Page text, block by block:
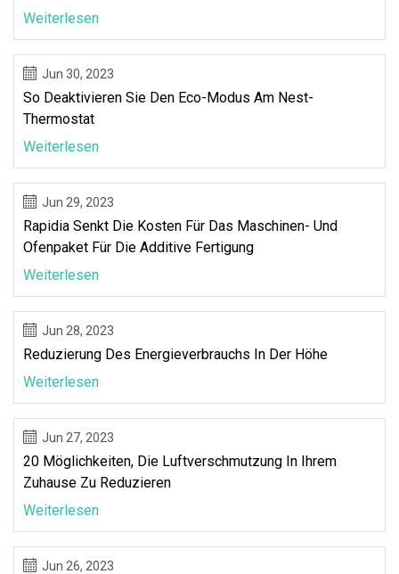
Weiterlesen
Jun 30, 2023
So Deaktivieren Sie Den Eco-Modus Am Nest-
Thermostat
Weiterlesen
Jun 29, 2023
Rapidia Senkt Die Kosten Für Das Maschinen- Und
Ofenpaket Für Die Additive Fertigung
Weiterlesen
Jun 28, 2023
Reduzierung Des Energieverbrauchs In Der Höhe
Weiterlesen
Jun 27, 2023
20 Möglichkeiten, Die Luftverschmutzung In Ihrem
Zuhause Zu Reduzieren
Weiterlesen
Jun 26, 2023